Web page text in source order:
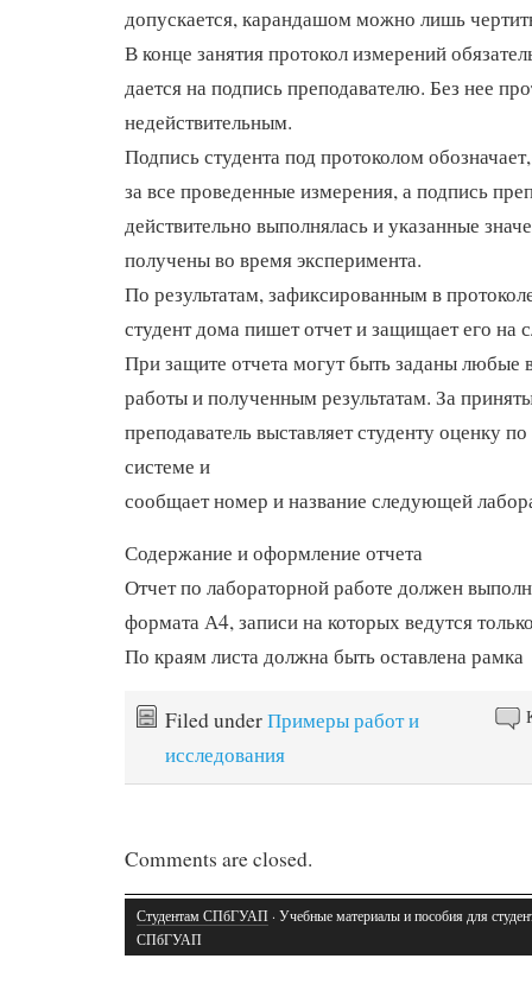
допускается, карандашом можно лишь
В конце занятия протокол измерений
дается на подпись преподавателю. Без нее
недействительным.
Подпись студента под протоколом
за все проведенные измерения, а подпись
действительно выполнялась и указанные
получены во время эксперимента.
По результатам, зафиксированным в
студент дома пишет отчет и защищает его на
При защите отчета могут быть заданы любые
работы и полученным результатам. За
преподаватель выставляет студенту оценку
системе и
сообщает номер и название следующей
Содержание и оформление отчета
Отчет по лабораторной работе должен
формата А4, записи на которых ведутся
По краям листа должна быть оставлена рамка
Filed underПримеры работ и
исследования
Comments are closed.
Студентам СПбГУАП · Учебные материалы и пособия для
СПбГУАП